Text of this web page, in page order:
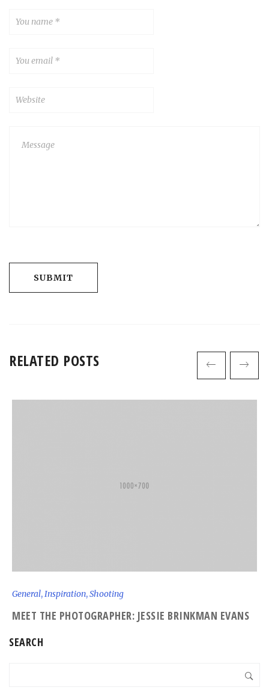
RELATED POSTS
General,Inspiration,Shooting
MEET THE PHOTOGRAPHER: JESSIE BRINKMAN EVANS
SEARCH